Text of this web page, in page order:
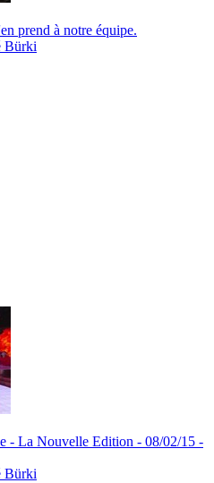
prend à notre équipe.
Bürki
- La Nouvelle Edition - 08/02/15 -
Bürki